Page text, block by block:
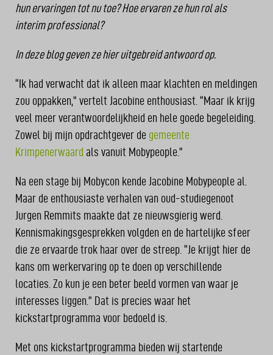
hun ervaringen tot nu toe? Hoe ervaren ze hun rol als
interim professional?
In deze blog geven ze hier uitgebreid antwoord op.
“Ik had verwacht dat ik alleen maar klachten en meldingen
zou oppakken,” vertelt Jacobine enthousiast. “Maar ik krijg
veel meer verantwoordelijkheid en hele goede begeleiding.
Zowel bij mijn opdrachtgever de gemeente
Krimpenerwaard als vanuit Mobypeople.”
Na een stage bij Mobycon kende Jacobine Mobypeople al.
Maar de enthousiaste verhalen van oud-studiegenoot
Jurgen Remmits maakte dat ze nieuwsgierig werd.
Kennismakingsgesprekken volgden en de hartelijke sfeer
die ze ervaarde trok haar over de streep. “Je krijgt hier de
kans om werkervaring op te doen op verschillende
locaties. Zo kun je een beter beeld vormen van waar je
interesses liggen.” Dat is precies waar het
kickstartprogramma voor bedoeld is.
Met ons kickstartprogramma bieden wij startende